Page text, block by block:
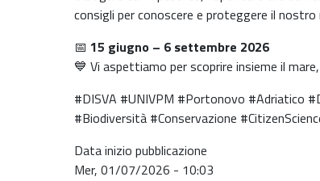
consigli per conoscere e proteggere il nostro
📅 15 giugno – 6 settembre 2026
💙 Vi aspettiamo per scoprire insieme il
#DISVA #UNIVPM #Portonovo #Adriatico
#Biodiversità #Conservazione
Data inizio pubblicazione
Mer, 01/07/2026 - 10:03